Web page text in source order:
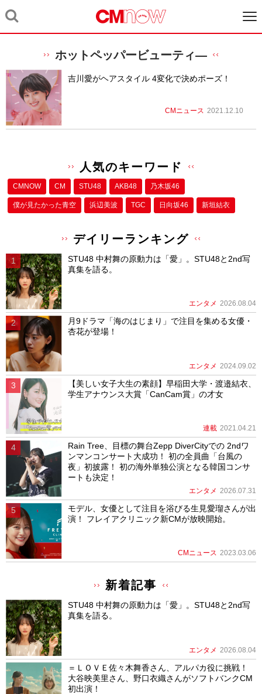
ホットペッパービューティ―
吉川愛がヘアスタイル 4変化で決めポーズ！
CMニュース 2021.12.10
人気のキーワード
CMNOW CM STU48 AKB48 乃木坂46
僕が⾒たかった⻘空 浜辺美波 TGC 日向坂46 新垣結衣
デイリーランキング
STU48 中村舞の原動力は「愛」。STU48と2nd写
真集を語る。
エンタメ 2026.08.04
月9ドラマ「海のはじまり」で注目を集める女優・
杏花が登場！
エンタメ 2024.09.02
【美しい女子大生の素顔】早稲田大学・渡邉結衣、
学生アナウンス大賞「CanCam賞」の才女
連載 2021.04.21
Rain Tree、目標の舞台Zepp DiverCityでの 2ndワ
ンマンコンサート大成功！ 初の全員曲「台風の
夜」初披露！ 初の海外単独公演となる韓国コンサ
ートも決定！
エンタメ 2026.07.31
モデル、女優として注目を浴びる生見愛瑠さんが出
演！ フレイアクリニック新CMが放映開始。
CMニュース 2023.03.06
新着記事
STU48 中村舞の原動力は「愛」。STU48と2nd写
真集を語る。
エンタメ 2026.08.04
＝ＬＯＶＥ佐々木舞香さん、アルパカ役に挑戦！
大谷映美里さん、野口衣織さんがソフトバンクCM
初出演！